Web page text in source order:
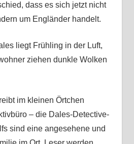
dass es sich jetzt nicht
um Engländer handelt.
liegt Frühling in der Luft,
ziehen dunkle Wolken
im kleinen Örtchen
– die Dales-Detective-
sind eine angesehene und